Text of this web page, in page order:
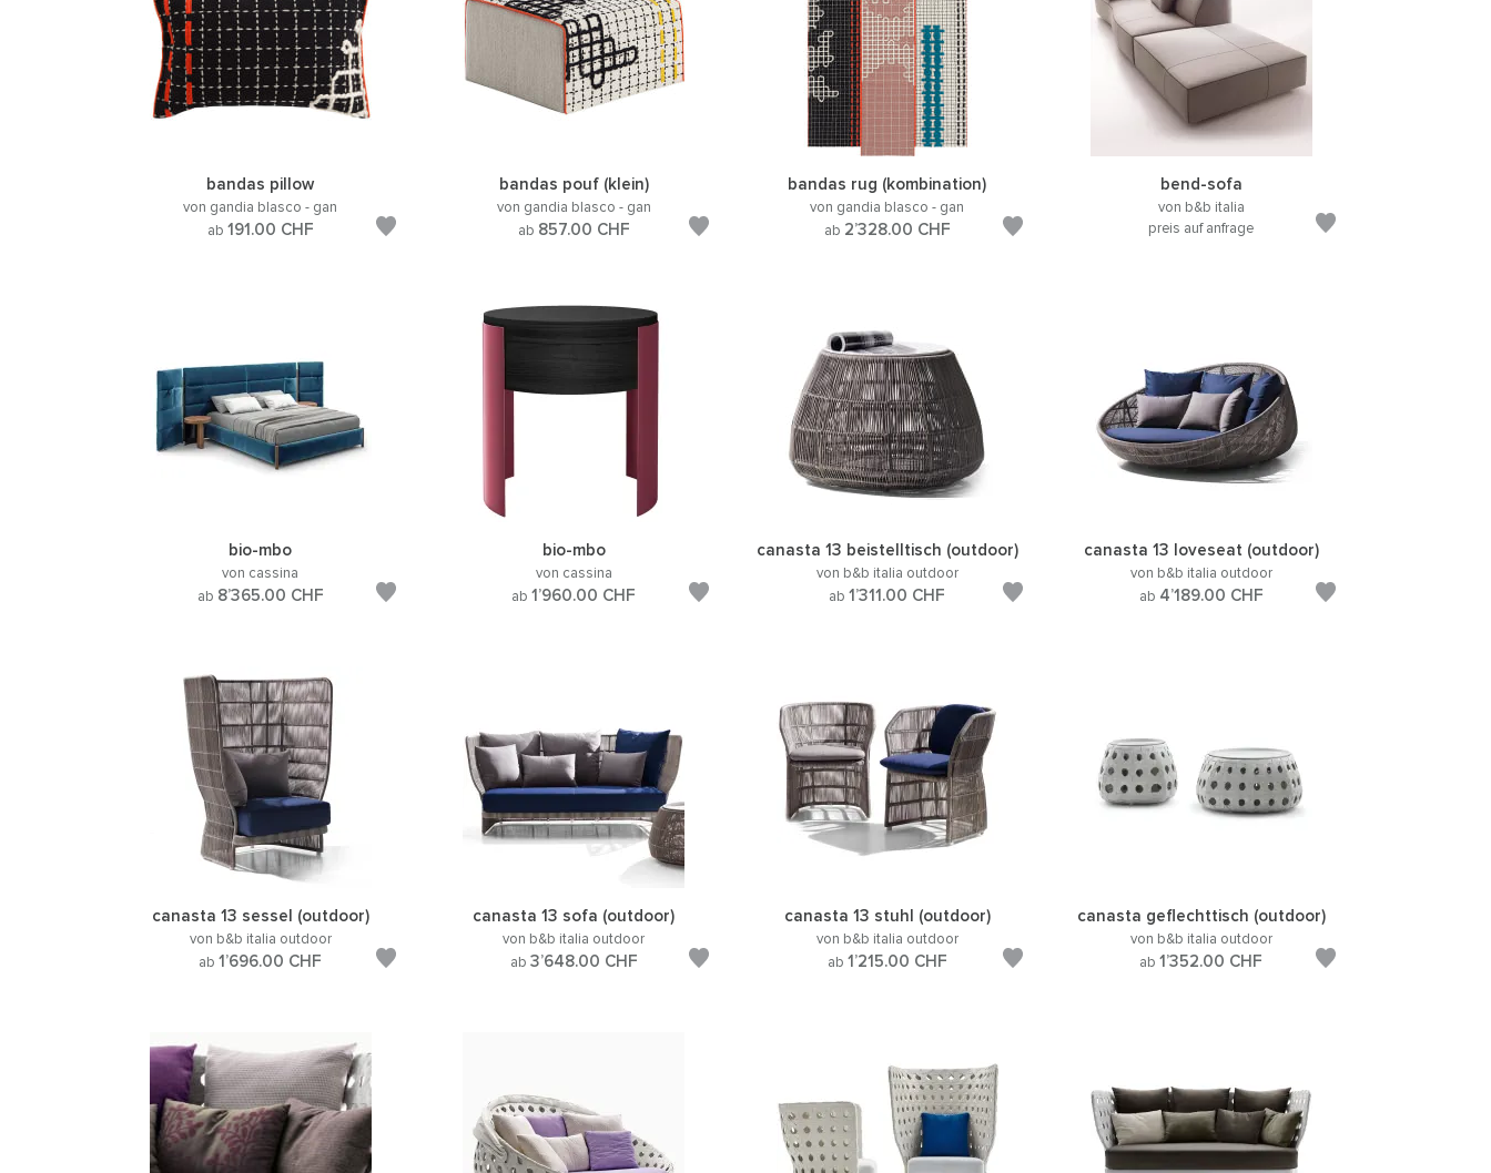
bandas pillow
von gandia blasco - gan
ab 191.00 CHF
bandas pouf (klein)
von gandia blasco - gan
ab 857.00 CHF
bandas rug (kombination)
von gandia blasco - gan
ab 2’328.00 CHF
bend-sofa
von b&b italia
preis auf anfrage
bio-mbo
von cassina
ab 8’365.00 CHF
bio-mbo
von cassina
ab1’960.00 CHF
canasta 13 beistelltisch (outdoor)
von b&b italia outdoor
ab1’311.00 CHF
canasta 13 loveseat (outdoor)
von b&b italia outdoor
ab 4’189.00 CHF
canasta 13 sessel (outdoor)
von b&b italia outdoor
ab1’696.00 CHF
canasta 13 sofa (outdoor)
von b&b italia outdoor
ab 3’648.00 CHF
canasta 13 stuhl (outdoor)
von b&b italia outdoor
ab 1’215.00 CHF
canasta geflechttisch (outdoor)
von b&b italia outdoor
ab1’352.00 CHF